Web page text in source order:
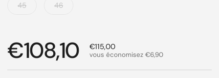
45 46
Prix régulier
€108,10 Prix de solde
€115,00
vous économisez €6,90